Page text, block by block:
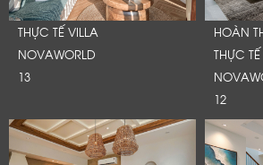
THỰC TẾ VILLA
NOVAWORLD
13
HOÀN
THỰC
12